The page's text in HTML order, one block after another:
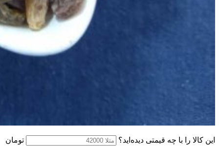
این کالا را با چه قیمتی دیده‌اید؟ تومان